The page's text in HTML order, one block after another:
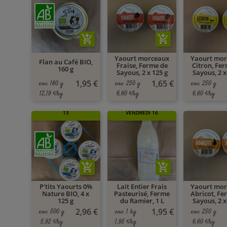
Flan au Café BIO,
160 g
add_shopping_cart
env. 160 g
12,19 €/kg
1,95 €
Yaourt morceaux
Fraise, Ferme de
Sayous, 2 x 125 g
add_shopping_cart
env. 250 g
6,60 €/kg
1,65 €
Yaourt
Citron,
Sayous, 2
env. 250 g
6,60 €/kg
P'tits Yaourts 0%
Nature BIO, 4 x
125 g
add_shopping_cart
env. 500 g
5,92 €/kg
13
2,96 €
Lait Entier Frais
Pasteurisé, Ferme
du Ramier, 1 L
add_shopping_cart
env. 1 kg
1,95 €/kg
VENDREDI 16
1,95 €
Yaourt
Abricot,
Sayous, 2
env. 250 g
6,60 €/kg